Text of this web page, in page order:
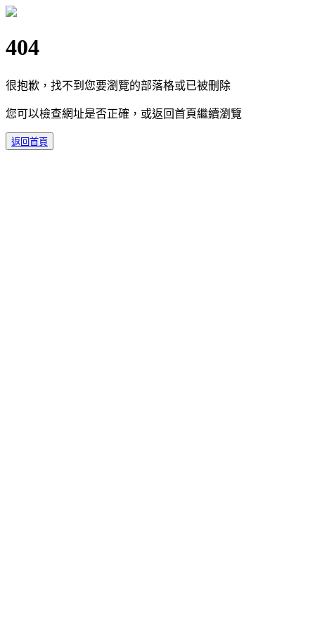
404
很抱歉，找不到您要瀏覽的部落格或已被刪除
您可以檢查網址是否正確，或返回首頁繼續瀏覽
返回首頁